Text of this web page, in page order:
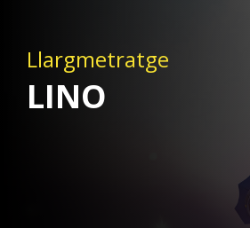
Llargmetratge
LINO